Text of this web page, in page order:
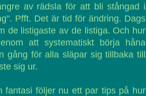
av rädsla för att bli stångad i
Pfft. Det är tid för ändring. Dags
de listigaste av de listiga. Och hur
att systematiskt börja håna
gång för alla släpar sig tillbaka till
sig ur.
fantasi följer nu ett par tips på hur